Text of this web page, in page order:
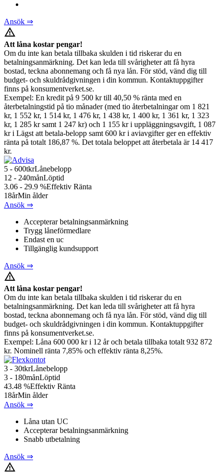
Ansök ⇒
warning_amber
Att låna kostar pengar!
Om du inte kan betala tillbaka skulden i tid riskerar du en
betalningsanmärkning. Det kan leda till svårigheter att få hyra
bostad, teckna abonnemang och få nya lån. För stöd, vänd dig till
budget- och skuldrådgivningen i din kommun. Kontaktuppgifter
finns på konsumentverket.se.
Exempel: En kredit på 9 500 kr till 40,50 % ränta med en
återbetalningstid på tio månader (med tio återbetalningar om 1 821
kr, 1 552 kr, 1 514 kr, 1 476 kr, 1 438 kr, 1 400 kr, 1 361 kr, 1 323
kr, 1 285 kr samt 1 247 kr) och 1 155 kr i uppläggningsavgift, 1 087
kr i Lägst att betala-belopp samt 600 kr i aviavgifter ger en effektiv
ränta på totalt 186,87 %. Det totala beloppet att återbetala är 14 417
kr.
5 - 600tkrLånebelopp
12 - 240månLöptid
3.06 - 29.9 %Effektiv Ränta
18årMin ålder
Ansök ⇒
Accepterar betalningsanmärkning
Trygg låneförmedlare
Endast en uc
Tillgänglig kundsupport
Ansök ⇒
warning_amber
Att låna kostar pengar!
Om du inte kan betala tillbaka skulden i tid riskerar du en
betalningsanmärkning. Det kan leda till svårigheter att få hyra
bostad, teckna abonnemang och få nya lån. För stöd, vänd dig till
budget- och skuldrådgivningen i din kommun. Kontaktuppgifter
finns på konsumentverket.se.
Exempel: Låna 600 000 kr i 12 år och betala tillbaka totalt 932 872
kr. Nominell ränta 7,85% och effektiv ränta 8,25%.
3 - 30tkrLånebelopp
3 - 180månLöptid
43.48 %Effektiv Ränta
18årMin ålder
Ansök ⇒
Låna utan UC
Accepterar betalningsanmärkning
Snabb utbetalning
Ansök ⇒
warning_amber